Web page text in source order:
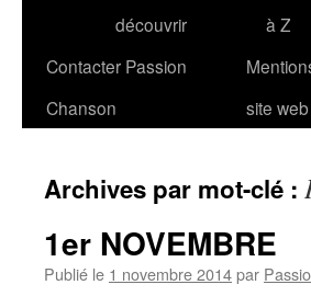
découvrir
à Z
Contacter Passion
Chanson
site web
Archives par mot-clé :
1er NOVEMBRE
Publié le 1 novembre 2014par